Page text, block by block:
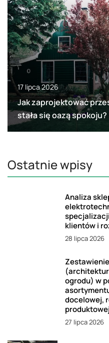
17 lipca 2026
Jak zaprojektować
stała się oazą spokoju?
Ostatnie wpisy
Analiza
klientów i
28 lipca 2026
ogrodu) w
docelowej,
produktowej
27 lipca 2026